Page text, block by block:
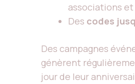
associations
Des codes
Des campagnes
génèrent
jour de leur